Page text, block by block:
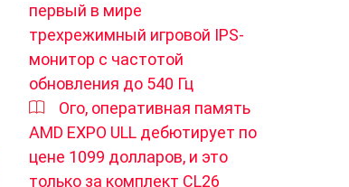
первый в мире
трехрежимный игровой IPS-
монитор с частотой
обновления до 540 Гц
Ого, оперативная память
AMD EXPO ULL дебютирует по
цене 1099 долларов, и это
только за комплект CL26